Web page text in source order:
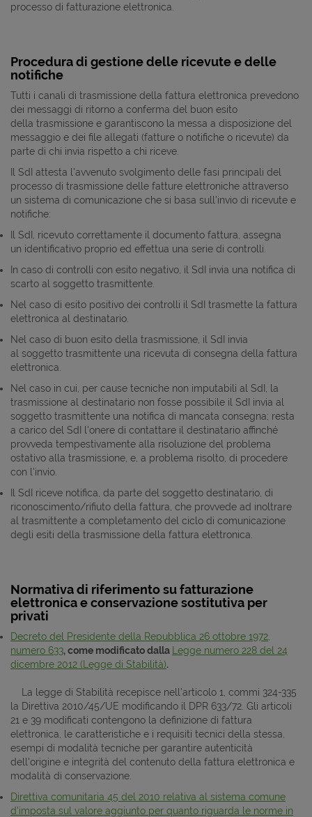
processo di fatturazione elettronica.
Procedura di gestione delle ricevute e delle
notifiche
Tutti i canali di trasmissione della fattura elettronica prevedono
dei messaggi di ritorno a conferma del buon esito
della trasmissione e garantiscono la messa a disposizione del
messaggio e dei file allegati (fatture o notifiche o ricevute) da
parte di chi invia rispetto a chi riceve.
Il SdI attesta l'avvenuto svolgimento delle fasi principali del
processo di trasmissione delle fatture elettroniche attraverso
un sistema di comunicazione che si basa sull'invio di ricevute e
notifiche:
Il SdI, ricevuto correttamente il documento fattura, assegna
un identificativo proprio ed effettua una serie di controlli.
In caso di controlli con esito negativo, il SdI invia una notifica di
scarto al soggetto trasmittente.
Nel caso di esito positivo dei controlli il SdI trasmette la fattura
elettronica al destinatario.
Nel caso di buon esito della trasmissione, il SdI invia
al soggetto trasmittente una ricevuta di consegna della fattura
elettronica.
Nel caso in cui, per cause tecniche non imputabili al SdI, la
trasmissione al destinatario non fosse possibile il SdI invia al
soggetto trasmittente una notifica di mancata consegna; resta
a carico del SdI l'onere di contattare il destinatario affinché
provveda tempestivamente alla risoluzione del problema
ostativo alla trasmissione, e, a problema risolto, di procedere
con l'invio.
Il SdI riceve notifica, da parte del soggetto destinatario, di
riconoscimento/rifiuto della fattura, che provvede ad inoltrare
al trasmittente a completamento del ciclo di comunicazione
degli esiti della trasmissione della fattura elettronica.
Normativa di riferimento su fatturazione
elettronica e conservazione sostitutiva per
privati
Decreto del Presidente della Repubblica 26 ottobre 1972,
numero 633, come modificato dalla
Legge numero 228 del 24
dicembre 2012 (Legge di Stabilità).
La legge di Stabilità recepisce nell’articolo 1, commi 324-335
la Direttiva 2010/45/UE modificando il DPR 633/72. Gli articoli
21 e 39 modificati contengono la definizione di fattura
elettronica, le caratteristiche e i requisiti tecnici della stessa,
esempi di modalità tecniche per garantire autenticità
dell'origine e integrità del contenuto della fattura elettronica e
modalità di conservazione.
Direttiva comunitaria 45 del 2010 relativa al sistema comune
d'imposta sul valore aggiunto per quanto riguarda le norme in